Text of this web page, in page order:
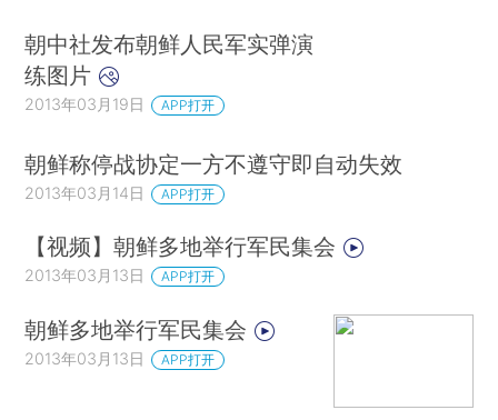
朝中社发布朝鲜人民军实弹演
练图片
2013年03月19日 APP打开
朝鲜称停战协定一方不遵守即自动失效
2013年03月14日 APP打开
【视频】朝鲜多地举行军民集会
2013年03月13日 APP打开
朝鲜多地举行军民集会
2013年03月13日 APP打开